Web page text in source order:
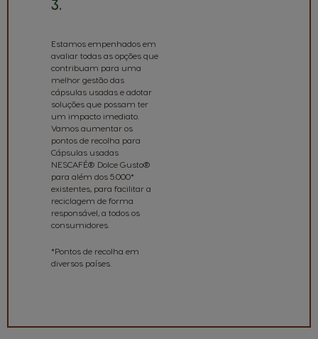
3.
Estamos empenhados em
avaliar todas as opções que
contribuam para uma
melhor gestão das
cápsulas usadas e adotar
soluções que possam ter
um impacto imediato.
Vamos aumentar os
pontos de recolha para
Cápsulas usadas
NESCAFÉ® Dolce Gusto®
para além dos 5.000*
existentes, para facilitar a
reciclagem de forma
responsável, a todos os
consumidores.
*Pontos de recolha em
diversos países.